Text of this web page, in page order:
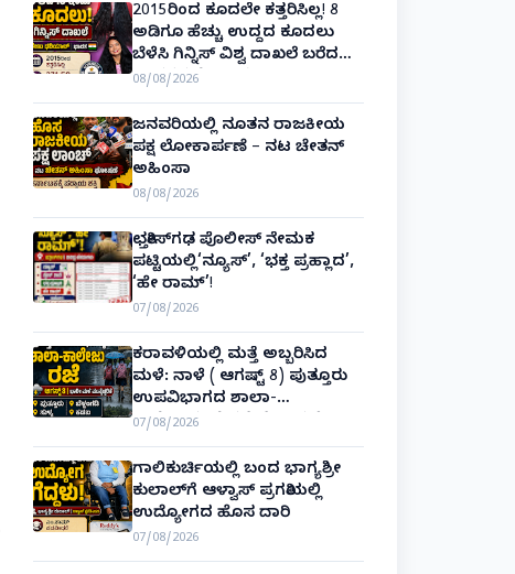
2015ರಿಂದ ಕೂದಲೇ ಕತ್ತರಿಸಿಲ್ಲ! 8
ಅಡಿಗೂ ಹೆಚ್ಚು ಉದ್ದದ ಕೂದಲು
ಬೆಳೆಸಿ ಗಿನ್ನಿಸ್ ವಿಶ್ವ ದಾಖಲೆ ಬರೆದ
ಭಾರತದ ರೇಣು ಧರಿಯಾಲ್!
08/08/2026
ಜನವರಿಯಲ್ಲಿ ನೂತನ ರಾಜಕೀಯ
ಪಕ್ಷ ಲೋಕಾರ್ಪಣೆ – ನಟ ಚೇತನ್
ಅಹಿಂಸಾ
08/08/2026
ಛತ್ತೀಸ್‌ಗಢ ಪೊಲೀಸ್ ನೇಮಕ
ಪಟ್ಟಿಯಲ್ಲಿ‘ನ್ಯೂಸ್’, ‘ಭಕ್ತ ಪ್ರಹ್ಲಾದ’,
‘ಹೇ ರಾಮ್’!
07/08/2026
ಕರಾವಳಿಯಲ್ಲಿ ಮತ್ತೆ ಅಬ್ಬರಿಸಿದ
ಮಳೆ: ನಾಳೆ ( ಆಗಷ್ಟ್ 8) ಪುತ್ತೂರು
ಉಪವಿಭಾಗದ ಶಾಲಾ-
ಕಾಲೇಜುಗಳಿಗೆ ರಜೆ ಘೋಷಣೆ!
07/08/2026
ಗಾಲಿಕುರ್ಚಿಯಲ್ಲಿ ಬಂದ ಭಾಗ್ಯಶ್ರೀ
ಕುಲಾಲ್‌ಗೆ ಆಳ್ವಾಸ್ ಪ್ರಗತಿಯಲ್ಲಿ
ಉದ್ಯೋಗದ ಹೊಸ ದಾರಿ
07/08/2026